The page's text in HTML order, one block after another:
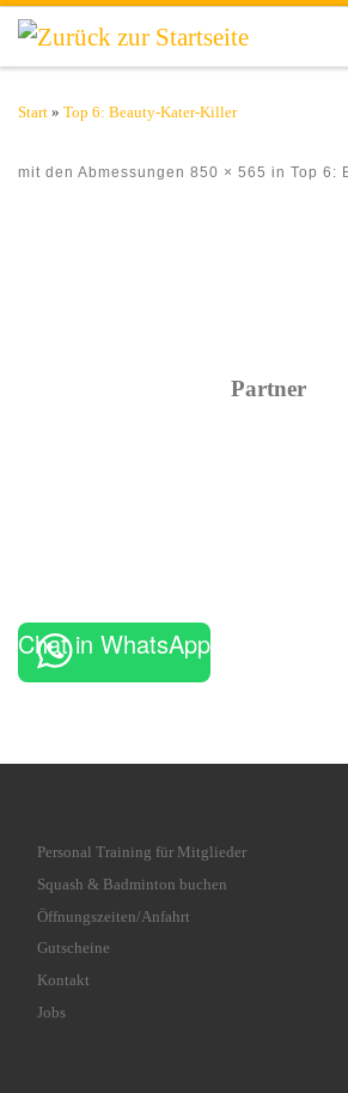
Zum Inhalt springen
Start » Top 6: Beauty-Kater-Killer
mit den Abmessungen 850 × 565 in Top 6:
Partner
Chat in WhatsApp
Personal Training für Mitglieder
Squash & Badminton buchen
Öffnungszeiten/Anfahrt
Gutscheine
Kontakt
Jobs